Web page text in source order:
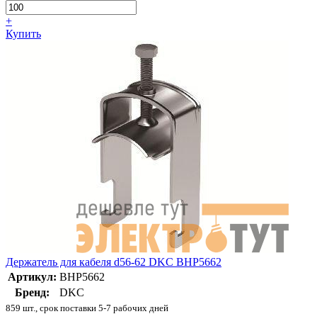
+
Купить
Держатель для кабеля d56-62 DKC BHP5662
Артикул: BHP5662
Бренд:
DKC
859 шт., срок поставки 5-7 рабочих дней